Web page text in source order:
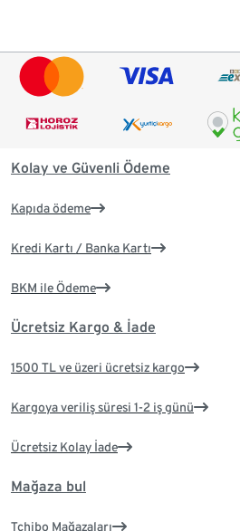
Kolay ve Güvenli Ödeme
Kapıda ödeme
Kredi Kartı / Banka Kartı
BKM ile Ödeme
Ücretsiz Kargo & İade
1500 TL ve üzeri ücretsiz kargo
Kargoya veriliş süresi 1-2 iş günü
Ücretsiz Kolay İade
Mağaza bul
Tchibo Mağazaları